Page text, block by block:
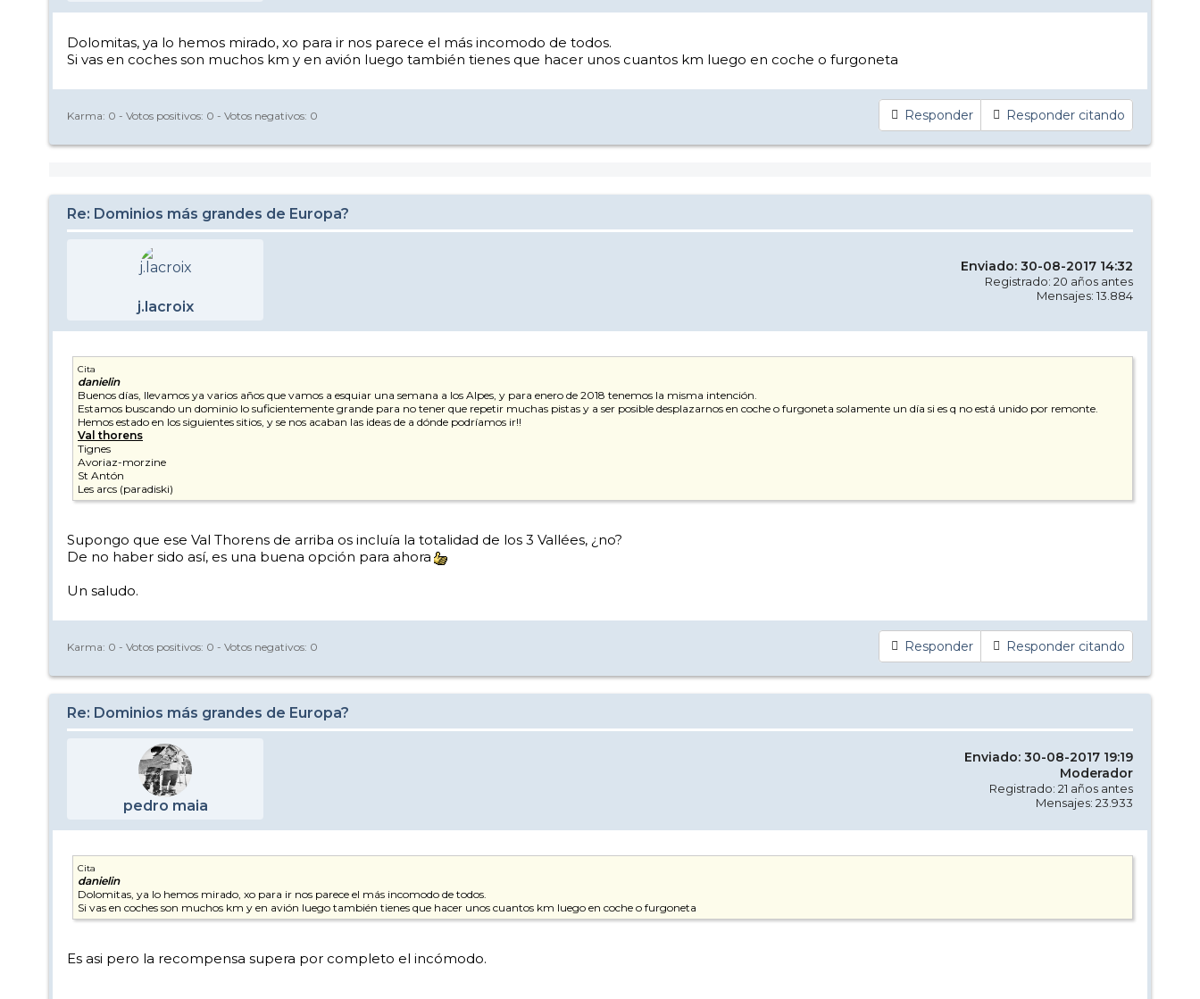
Dolomitas, ya lo hemos mirado, xo para ir nos parece el más incomodo de todos.
Si vas en coches son muchos km y en avión luego también tienes que hacer unos cuantos km luego en coche o furgoneta
Responder Responder citando
Karma: 0 - Votos positivos: 0 - Votos negativos: 0
Re: Dominios más grandes de Europa?
j.lacroix
Enviado: 30-08-2017 14:32
Registrado: 20 años antes
Mensajes: 13.884
Cita
danielin
Buenos días, llevamos ya varios años que vamos a esquiar una semana a los Alpes, y para enero de 2018 tenemos la misma intención.
Estamos buscando un dominio lo suficientemente grande para no tener que repetir muchas pistas y a ser posible desplazarnos en coche o furgoneta solamente un día si es q no está unido por remonte.
Hemos estado en los siguientes sitios, y se nos acaban las ideas de a dónde podríamos ir!!
Val thorens
Tignes
Avoriaz-morzine
St Antón
Les arcs (paradiski)
Supongo que ese Val Thorens de arriba os incluía la totalidad de los 3 Vallées, ¿no?
De no haber sido así, es una buena opción para ahora
Un saludo.
Responder Responder citando
Karma: 0 - Votos positivos: 0 - Votos negativos: 0
Re: Dominios más grandes de Europa?
pedro maia
Enviado: 30-08-2017 19:19
Moderador
Registrado: 21 años antes
Mensajes: 23.933
Cita
danielin
Dolomitas, ya lo hemos mirado, xo para ir nos parece el más incomodo de todos.
Si vas en coches son muchos km y en avión luego también tienes que hacer unos cuantos km luego en coche o furgoneta
Es asi pero la recompensa supera por completo el incómodo.